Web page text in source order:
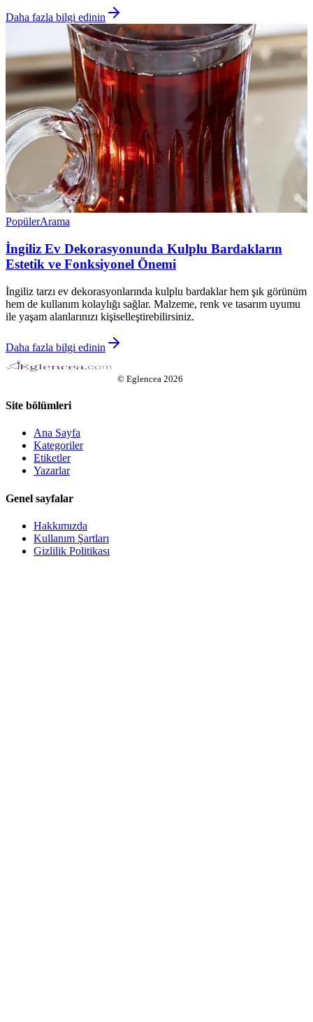
Daha fazla bilgi edinin
PopülerArama
İngiliz Ev Dekorasyonunda Kulplu Bardakların
Estetik ve Fonksiyonel Önemi
İngiliz tarzı ev dekorasyonlarında kulplu bardaklar hem şık görünüm
hem de kullanım kolaylığı sağlar. Malzeme, renk ve tasarım uyumu
ile yaşam alanlarınızı kişiselleştirebilirsiniz.
Daha fazla bilgi edinin
© Eglencea 2026
Site bölümleri
Ana Sayfa
Kategoriler
Etiketler
Yazarlar
Genel sayfalar
Hakkımızda
Kullanım Şartları
Gizlilik Politikası